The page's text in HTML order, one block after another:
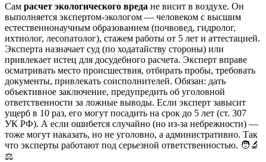
Сам расчет экологического вреда не висит в воздухе. Он
выполняется экспертом-экологом — человеком с высшим
естественнонаучным образованием (почвовед, гидролог,
ихтиолог, лесопатолог), стажем работы от 5 лет и аттестацией.
Эксперта назначает суд (по ходатайству стороны) или
привлекает истец для досудебного расчета. Эксперт вправе
осматривать место происшествия, отбирать пробы, требовать
документы, привлекать соисполнителей. Обязан: дать
объективное заключение, предупредить об уголовной
ответственности за ложные выводы. Если эксперт завысит
ущерб в 10 раз, его могут посадить на срок до 5 лет (ст. 307
УК РФ). А если ошибется случайно (но из-за небрежности) —
тоже могут наказать, но не уголовно, а административно. Так
что эксперты работают под серьезной ответственностью. 🧑🔬
⚖️